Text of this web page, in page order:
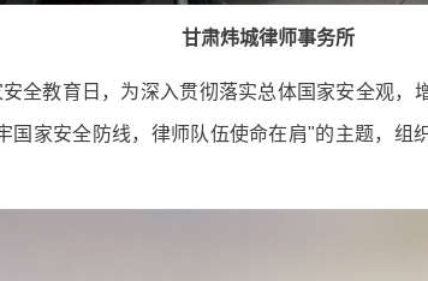
甘肃炜城律师事务所
全教育日，为深入贯彻落实总体国家安全观，
国家安全防线，律师队伍使命在肩"的主题，组